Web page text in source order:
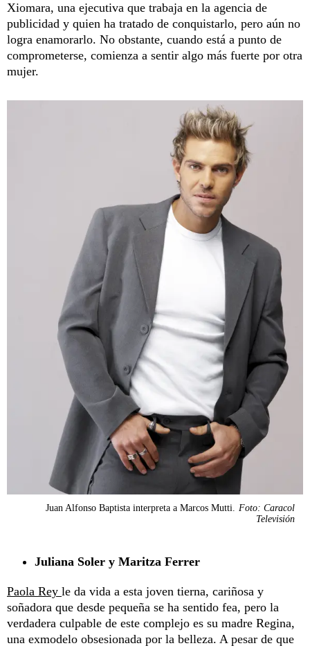
Xiomara, una ejecutiva que trabaja en la agencia de
publicidad y quien ha tratado de conquistarlo, pero aún no
logra enamorarlo. No obstante, cuando está a punto de
comprometerse, comienza a sentir algo más fuerte por otra
mujer.
Juan Alfonso Baptista interpreta a Marcos Mutti. Foto: Caracol
Televisión
Juliana Soler y Maritza Ferrer
Paola Rey le da vida a esta joven tierna, cariñosa y
soñadora que desde pequeña se ha sentido fea, pero la
verdadera culpable de este complejo es su madre Regina,
una exmodelo obsesionada por la belleza. A pesar de que